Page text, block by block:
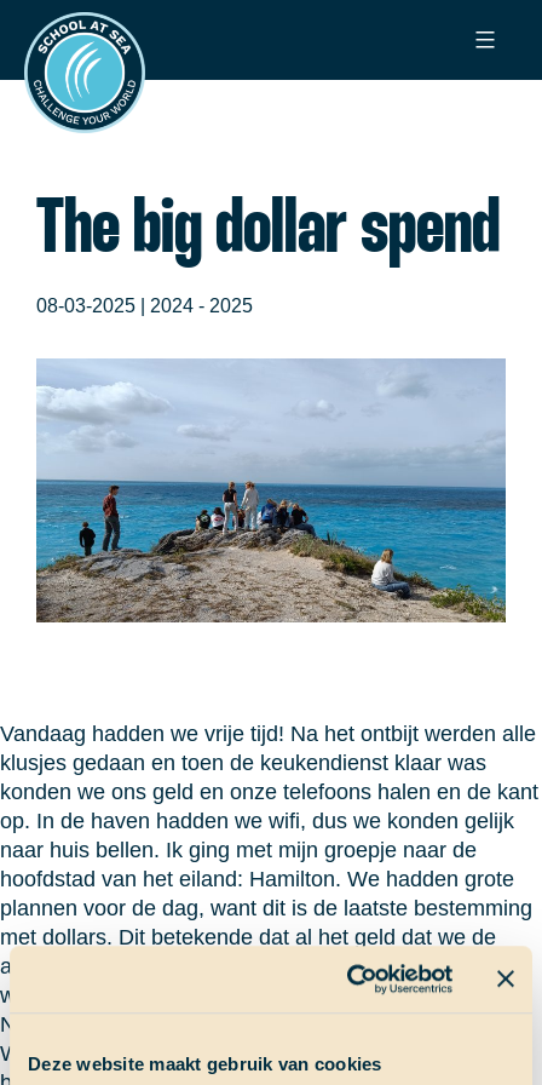
Deze website maakt gebruik van cookies
naar
inhoud
School
at
Sea
The big dollar spend
08-03-2025 | 2024 - 2025
Vandaag hadden we vrije tijd! Na het ontbijt werden alle
klusjes gedaan en toen de keukendienst klaar was
konden we ons geld en onze telefoons halen en de kant
op. In de haven hadden we wifi, dus we konden gelijk
naar huis bellen. Ik ging met mijn groepje naar de
hoofdstad van het eiland: Hamilton. We hadden grote
plannen voor de dag, want dit is de laatste bestemming
met dollars. Dit betekende dat al het geld dat we de
afgelopen maanden gespaard hebben, uitgegeven kan
worden.
Na een uurtje in de bus kwamen we aan in Hamilton.
We zijn hier naar meerdere winkeltjes geweest om de